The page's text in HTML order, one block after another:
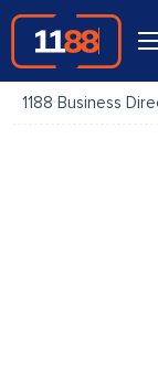
1188 Business